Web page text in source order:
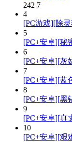
242 7
4
[PC游戏][除灵
5
[PC+安卓][秘
6
[PC+安卓][灰
7
[PC+安卓][蓝
8
[PC+安卓][黑
9
[PC+安卓][真
10
[PC+安卓][艰